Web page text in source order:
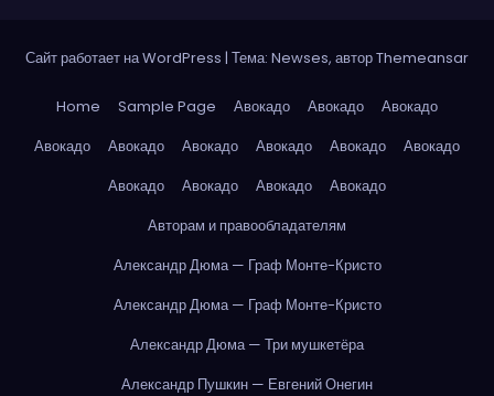
Сайт работает на WordPress | Тема: Newses, авторThemeansar
Home Sample Page Авокадо Авокадо
Авокадо
Авокадо
Авокадо Авокадо Авокадо Авокадо
Авокадо
Авокадо
Авокадо Авокадо
Авокадо
Авторам и правообладателям
Александр Дюма — Граф Монте-Кристо
Александр Дюма — Граф Монте-Кристо
Александр Дюма — Три мушкетёра
Александр Пушкин — Евгений Онегин